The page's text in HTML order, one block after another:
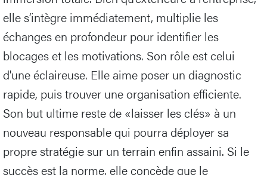
elle s’intègre immédiatement, multiplie les
échanges en profondeur pour identifier les
blocages et les motivations. Son rôle est celui
d'une éclaireuse. Elle aime poser un diagnostic
rapide, puis trouver une organisation efficiente.
Son but ultime reste de «laisser les clés» à un
nouveau responsable qui pourra déployer sa
propre stratégie sur un terrain enfin assaini. Si le
succès est la norme, elle concède que le